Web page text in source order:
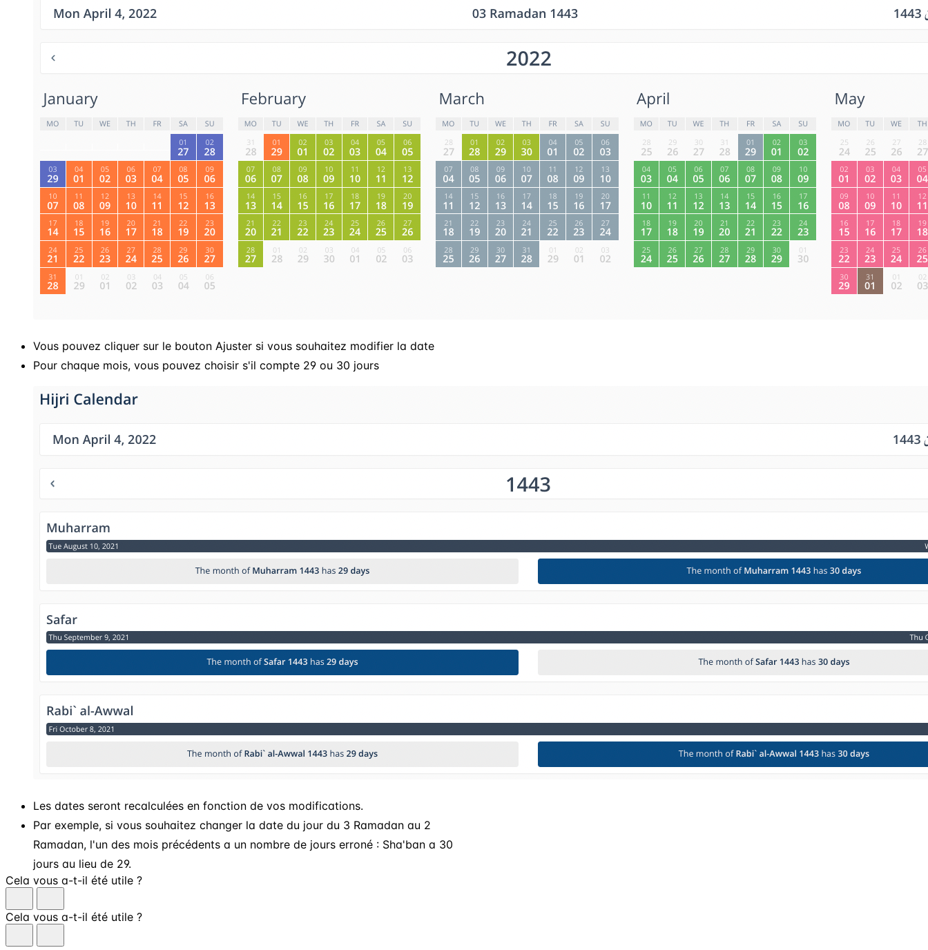
Vous pouvez cliquer sur le bouton Ajuster si vous souhaitez modifier la date
Pour chaque mois, vous pouvez choisir s'il compte 29 ou 30 jours
Les dates seront recalculées en fonction de vos modifications.
Par exemple, si vous souhaitez changer la date du jour du 3 Ramadan au 2
Ramadan, l'un des mois précédents a un nombre de jours erroné : Sha'ban a 30
jours au lieu de 29.
Cela vous a-t-il été utile ?
Cela vous a-t-il été utile ?